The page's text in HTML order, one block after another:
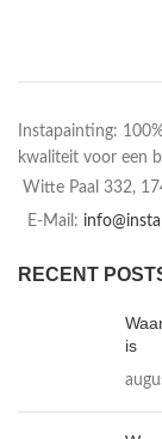
Instapainting:
kwaliteit voor een
Witte Paal 332,
E-Mail:
RECENT
is